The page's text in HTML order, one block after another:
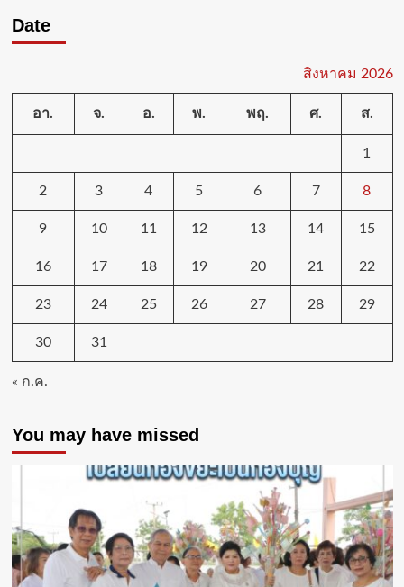
Date
สิงหาคม 2026
อา. จ. อ. พ. พฤ. ศ. ส.
1
2 3 4 5 6 7 8
9 10 11 12 13 14 15
16 17 18 19 20 21 22
23 24 25 26 27 28 29
30 31
« ก.ค.
You may have missed